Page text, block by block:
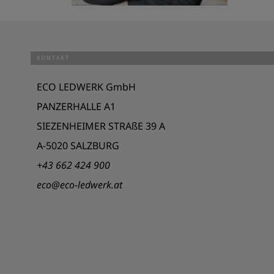
KONTAKT
ECO LEDWERK GmbH
PANZERHALLE A1
SIEZENHEIMER STRAßE 39 A
A-5020 SALZBURG
+43 662 424 900
eco@eco-ledwerk.at